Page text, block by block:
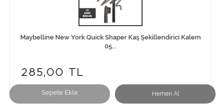
Sepete Ekle Hemen Al
Maybelline New York Quick Shaper Kaş Şekillendirici Kalem
05...
285,00 TL